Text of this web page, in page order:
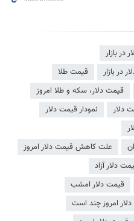
بازار
بازار
قیمت طلا
قیمت دلار، سکه و طلا امروز
دلار
نمودار قیمت دلار
علت کاهش قیمت دلار امروز
دلار آزاد
قیمت دلار امشب
امروز چند است